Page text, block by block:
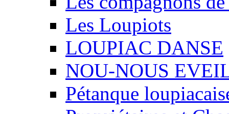
Les Loupiots
LOUPIAC DANSE
NOU-NOUS
Pétanque